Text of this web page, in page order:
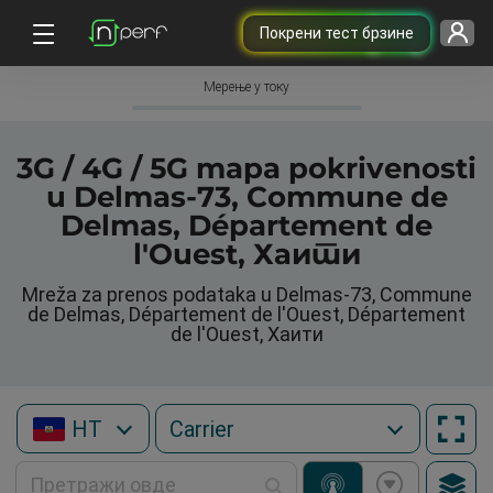
Покрени тест брзине
Мерење у току
3G / 4G / 5G mapa pokrivenosti
u Delmas-73, Commune de
Delmas, Département de
l'Ouest, Хаити
Mreža za prenos podataka u Delmas-73, Commune
de Delmas, Département de l'Ouest, Département
de l'Ouest, Хаити
HT